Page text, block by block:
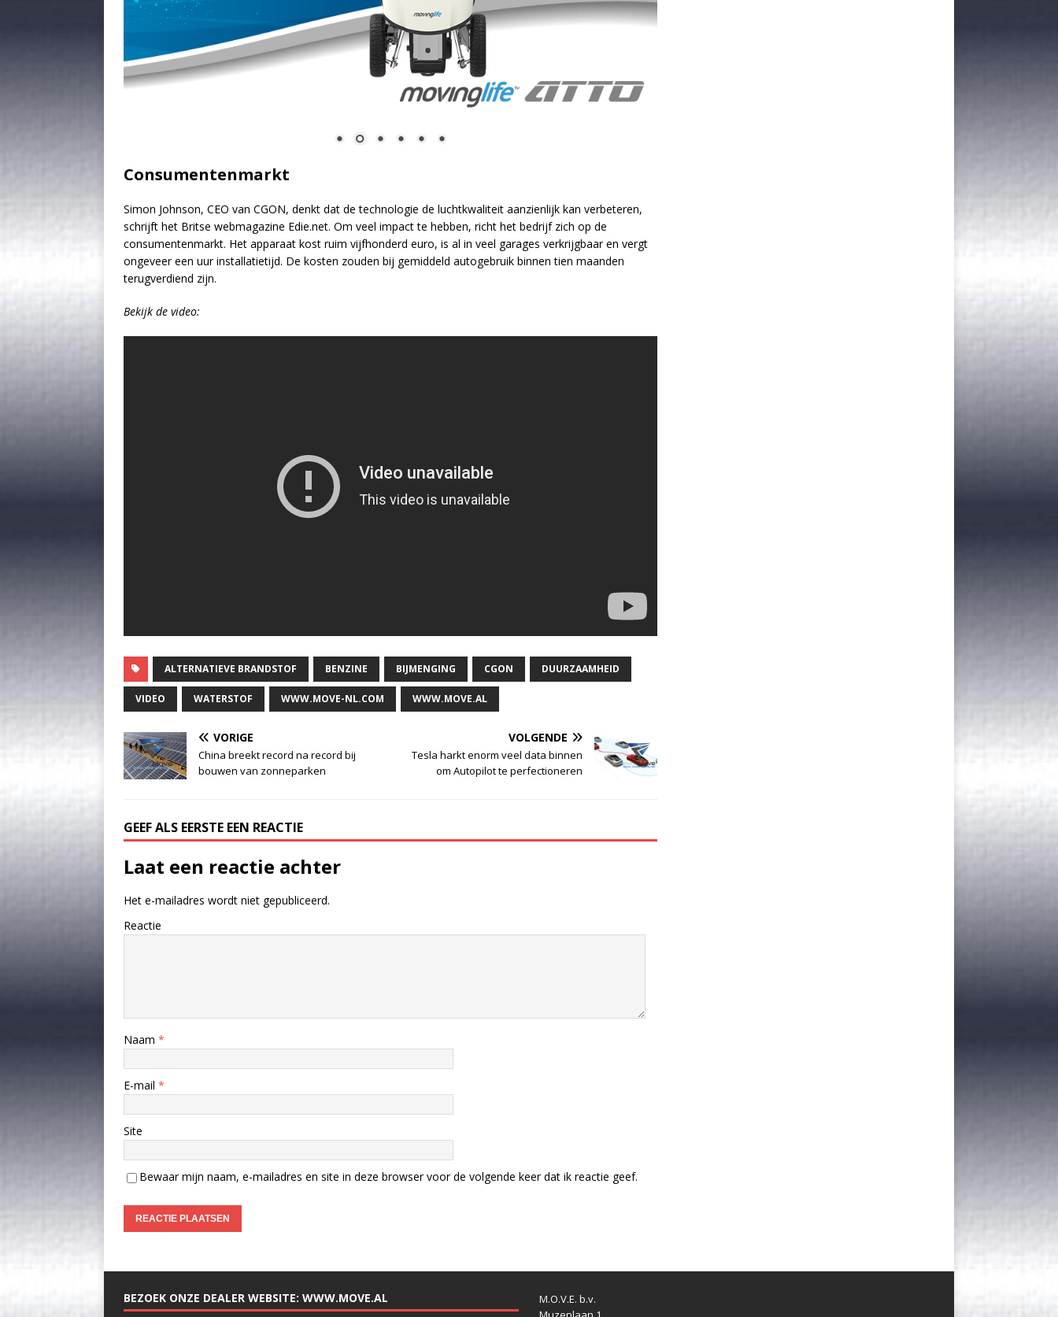
Consumentenmarkt
Simon Johnson, CEO van CGON, denkt dat de technologie de luchtkwaliteit aanzienlijk kan verbeteren,
schrijft het Britse webmagazine Edie.net. Om veel impact te hebben, richt het bedrijf zich op de
consumentenmarkt. Het apparaat kost ruim vijfhonderd euro, is al in veel garages verkrijgbaar en vergt
ongeveer een uur installatietijd. De kosten zouden bij gemiddeld autogebruik binnen tien maanden
terugverdiend zijn.
Bekijk de video:
ALTERNATIEVE BRANDSTOF BENZINE BIJMENGING CGON DUURZAAMHEID
VIDEO WATERSTOF WWW.MOVE-NL.COM WWW.MOVE.AL
VORIGE
China breekt record na record bij
bouwen van zonneparken
VOLGENDE
Tesla harkt enorm veel data binnen
om Autopilot te perfectioneren
GEEF ALS EERSTE EEN REACTIE
Laat een reactie achter
Het e-mailadres wordt niet gepubliceerd.
Reactie
Naam *
E-mail *
Site
Bewaar mijn naam, e-mailadres en site in deze browser voor de volgende keer dat ik reactie geef.
BEZOEK ONZE DEALER WEBSITE: WWW.MOVE.AL
M.O.V.E. b.v.